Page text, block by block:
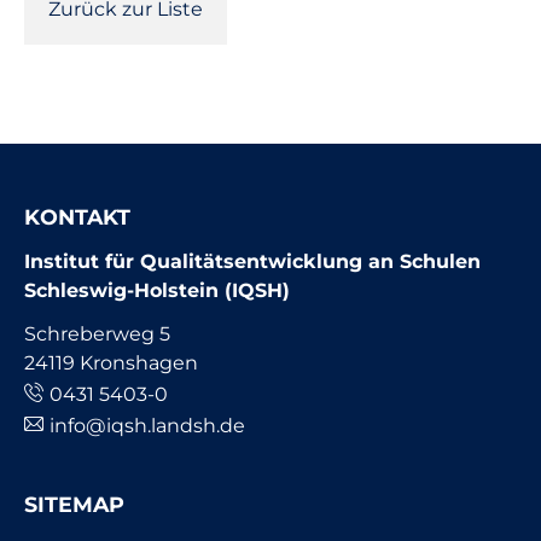
Zurück zur Liste
KONTAKT
Institut für Qualitätsentwicklung an Schulen
Schleswig-Holstein (IQSH)
Schreberweg 5
24119 Kronshagen
0431 5403-0
info@iqsh.landsh.de
SITEMAP